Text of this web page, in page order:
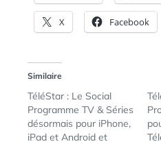
X Facebook
Similaire
TéléStar : Le Social
Programme TV & Séries
désormais pour iPhone,
iPad et Android et